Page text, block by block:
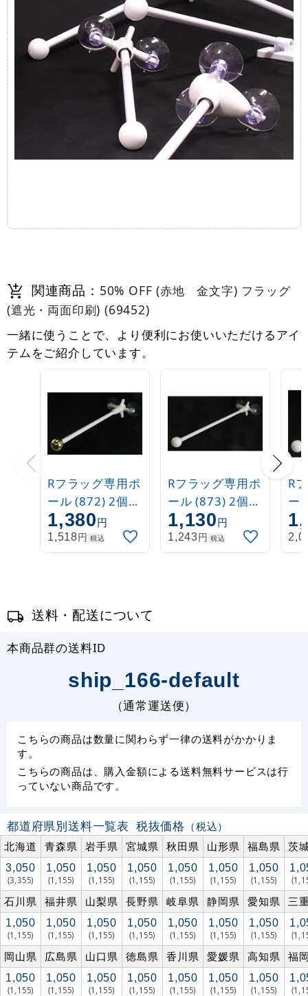
関連商品： 50% OFF (赤地 金文字) フラッグ
(遮光・両面印刷) (69452)
一緒に使うことで、より便利にお使いいただけるアイ
テムをご紹介しています。
Rフラッグ専用ポ
ール (872) 2個吸
盤式 丸パイプ
26cm金
1,380円
1,518円 税込
Rフラッグ専用ポ
ール (873) 2個吸
盤式 丸パイプ
26cm白
1,130円
1,243円 税込
R
ー
盤
送料・配送について
本商品群の送料ID
ship_166-default
（通常運送便）
こちらの商品は数量に関わらず一律の送料がかかりま
す。
こちらの商品は、購入金額による送料無料サービスは行
っていない商品です。
都道府県別送料一覧表 税抜価格 （税込）
北海道
青森県 岩手県 宮城県 秋田県 山形県 福島県 茨
3,050
(3,355)
1,050
(1,155)
1,050
(1,155)
1,050
(1,155)
1,050
(1,155)
1,050
(1,155)
1,050
(1,155)
石川県 福井県 山梨県 長野県 岐阜県 静岡県 愛知県 三
1,050
(1,155)
1,050
(1,155)
1,050
(1,155)
1,050
(1,155)
1,050
(1,155)
1,050
(1,155)
1,050
(1,155)
岡山県 広島県 山口県 徳島県 香川県 愛媛県 高知県 福
1,050
(1,155)
1,050
(1,155)
1,050
(1,155)
1,050
(1,155)
1,050
(1,155)
1,050
(1,155)
1,050
(1,155)